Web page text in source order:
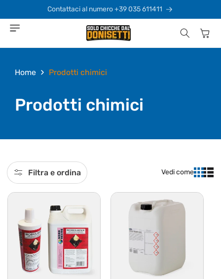
direttamente
ai contenuti
Contattaci al numero +39 035 611411
Carrello
Home Prodotti chimici
C
l
l
e
i
o
n
Prodotti chimici
Filtra e ordina Vedi come